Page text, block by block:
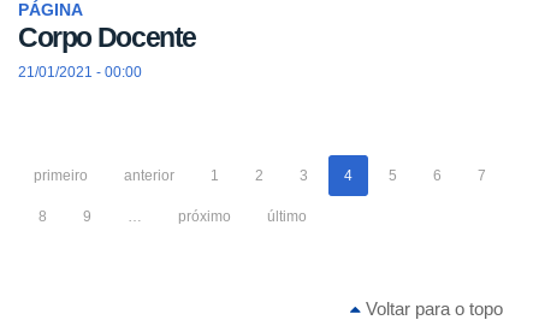
PÁGINA
Corpo Docente
21/01/2021 - 00:00
primeiro anterior 1 2 3 4 5 6 7
8 9 … próximo último
Voltar para o topo